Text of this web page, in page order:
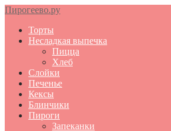
Пирогеево.ру
Торты
Несладкая выпечка
Пицца
Хлеб
Слойки
Печенье
Кексы
Блинчики
Пироги
Запеканки